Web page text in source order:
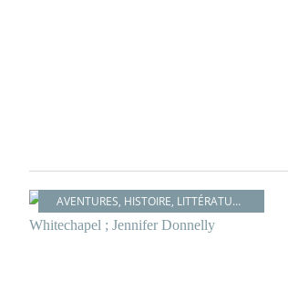
AVENTURES, HISTOIRE, LITTÉRATURE BRITANNIQUE